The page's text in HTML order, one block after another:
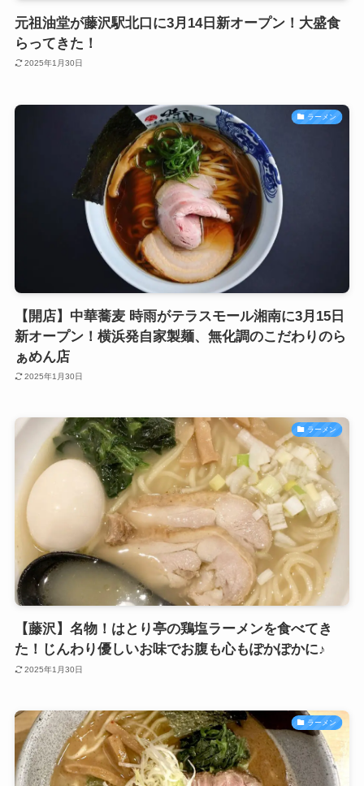
元祖油堂が藤沢駅北口に3月14日新オープン！大盛食
らってきた！
2025年1月30日
ラーメン
【開店】中華蕎麦 時雨がテラスモール湘南に3月15日
新オープン！横浜発自家製麺、無化調のこだわりのら
ぁめん店
2025年1月30日
ラーメン
【藤沢】名物！はとり亭の鶏塩ラーメンを食べてき
た！じんわり優しいお味でお腹も心もぽかぽかに♪
2025年1月30日
ラーメン